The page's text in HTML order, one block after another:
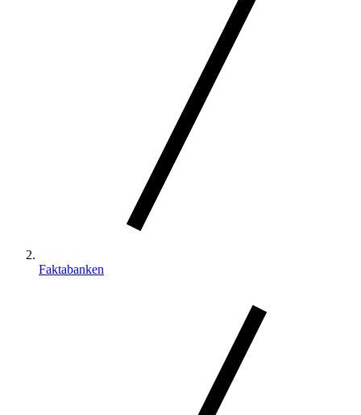
Faktabanken